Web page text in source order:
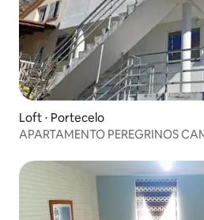
Loft ⋅ Portecelo
APARTAMENTO PEREGRINOS